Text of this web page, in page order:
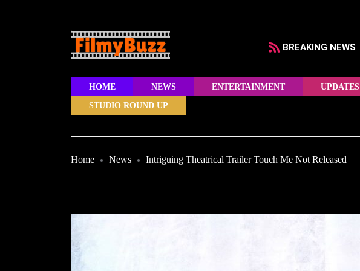
BREAKING NEWS
HOME NEWS ENTERTAINMENT UPDATES
STUDIO ROUND UP
Home News Intriguing Theatrical Trailer Touch Me Not Released